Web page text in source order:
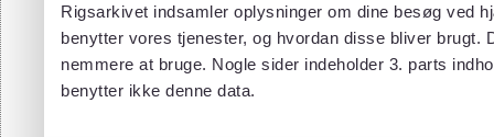
Rigsarkivet indsamler oplysninger om dine besøg ved
benytter vores tjenester, og hvordan disse bliver
nemmere at bruge. Nogle sider indeholder 3. parts
benytter ikke denne data.
86
87
88
89